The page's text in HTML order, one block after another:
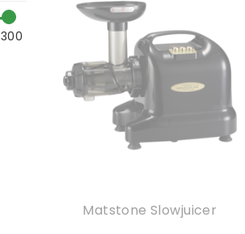
300
Matstone Slowjuicer